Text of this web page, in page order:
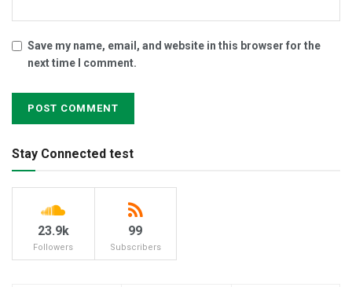
Save my name, email, and website in this browser for the
next time I comment.
Stay Connected test
23.9k
Followers
99
Subscribers